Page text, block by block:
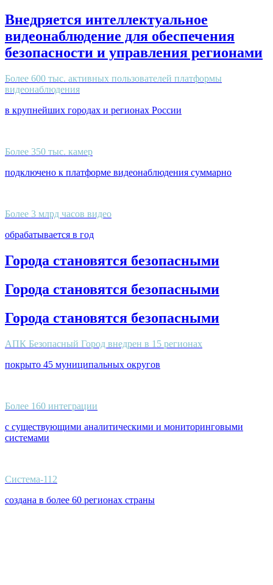
Внедряется интеллектуальное
видеонаблюдение для обеспечения
безопасности и управления регионами
Более 600 тыс. активных пользователей платформы
видеонаблюдения
в крупнейших городах и регионах России
Более 350 тыс. камер
подключено к платформе видеонаблюдения суммарно
Более 3 млрд часов видео
обрабатывается в год
Города становятся безопасными
Города становятся безопасными
Города становятся безопасными
АПК Безопасный Город внедрен в 15 регионах
покрыто 45 муниципальных округов
Более 160 интеграции
с существующими аналитическими и мониторинговыми
системами
Система-112
создана в более 60 регионах страны